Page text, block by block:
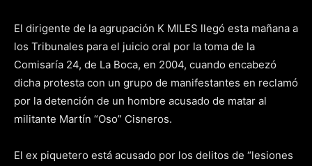
El dirigente de la agrupación K MILES llegó esta mañana a
los Tribunales para el juicio oral por la toma de la
Comisaría 24, de La Boca, en 2004, cuando encabezó
dicha protesta con un grupo de manifestantes en reclamó
por la detención de un hombre acusado de matar al
militante Martín “Oso” Cisneros.
El ex piquetero está acusado por los delitos de “lesiones